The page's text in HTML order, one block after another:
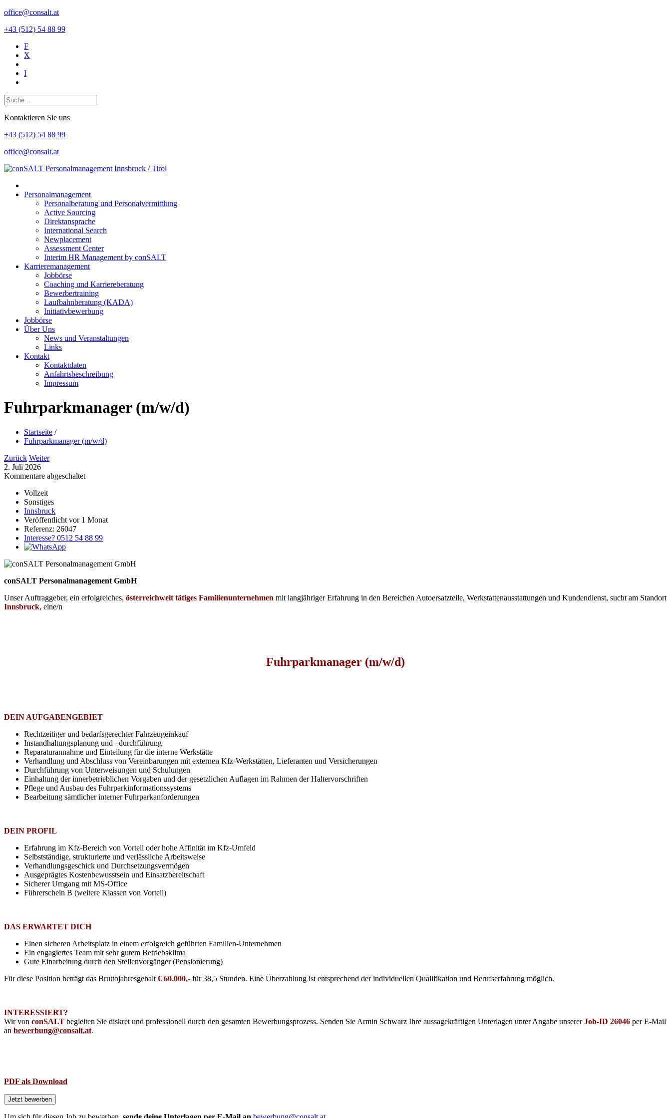
office@consalt.at
+43 (512) 54 88 99
F
X
I
Kontaktieren Sie uns
+43 (512) 54 88 99
office@consalt.at
Personalmanagement
Personalberatung und Personalvermittlung
Active Sourcing
Direktansprache
International Search
Newplacement
Assessment Center
Interim HR Management by conSALT
Karrieremanagement
Jobbörse
Coaching und Karriereberatung
Bewerbertraining
Laufbahnberatung (KADA)
Initiativbewerbung
Jobbörse
Über Uns
News und Veranstaltungen
Links
Kontakt
Kontaktdaten
Anfahrtsbeschreibung
Impressum
Fuhrparkmanager (m/w/d)
Startseite /
Fuhrparkmanager (m/w/d)
Zurück Weiter
2. Juli 2026
Kommentare abgeschaltet
Vollzeit
Sonstiges
Innsbruck
Veröffentlicht vor 1 Monat
Referenz: 26047
Interesse? 0512 54 88 99
conSALT Personalmanagement GmbH
Unser Auftraggeber, ein erfolgreiches, österreichweit tätiges Familienunternehmen mit langjähriger Erfahrung in den Bereichen Autoersatzteile, Werkstattenausstattungen und Kundendienst, sucht am Standort
Innsbruck, eine/n
Fuhrparkmanager (m/w/d)
DEIN AUFGABENGEBIET
Rechtzeitiger und bedarfsgerechter Fahrzeugeinkauf
Instandhaltungsplanung und –durchführung
Reparaturannahme und Einteilung für die interne Werkstätte
Verhandlung und Abschluss von Vereinbarungen mit externen Kfz-Werkstätten, Lieferanten und Versicherungen
Durchführung von Unterweisungen und Schulungen
Einhaltung der innerbetrieblichen Vorgaben und der gesetzlichen Auflagen im Rahmen der Haltervorschriften
Pflege und Ausbau des Fuhrparkinformationssystems
Bearbeitung sämtlicher interner Fuhrparkanforderungen
DEIN PROFIL
Erfahrung im Kfz-Bereich von Vorteil oder hohe Affinität im Kfz-Umfeld
Selbstständige, strukturierte und verlässliche Arbeitsweise
Verhandlungsgeschick und Durchsetzungsvermögen
Ausgeprägtes Kostenbewusstsein und Einsatzbereitschaft
Sicherer Umgang mit MS-Office
Führerschein B (weitere Klassen von Vorteil)
DAS ERWARTET DICH
Einen sicheren Arbeitsplatz in einem erfolgreich geführten Familien-Unternehmen
Ein engagiertes Team mit sehr gutem Betriebsklima
Gute Einarbeitung durch den Stellenvorgänger (Pensionierung)
Für diese Position beträgt das Bruttojahresgehalt € 60.000,- für 38,5 Stunden. Eine Überzahlung ist entsprechend der individuellen Qualifikation und Berufserfahrung möglich.
INTERESSIERT?
Wir von conSALT begleiten Sie diskret und professionell durch den gesamten Bewerbungsprozess. Senden Sie Armin Schwarz Ihre aussagekräftigen Unterlagen unter Angabe unsererJob-ID 26046 per E-Mail
an bewerbung@consalt.at.
PDF als Download